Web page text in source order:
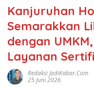
Kanjuruhan
Semarakkan
dengan
Layanan
Redaksi JadiKabar.com
25 Juni 2026